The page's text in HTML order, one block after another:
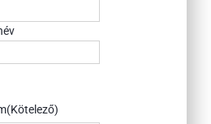
(Kötelező)